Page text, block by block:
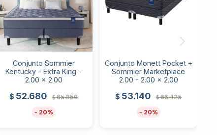
Conjunto Sommier
Kentucky - Extra King -
2.00 x 2.00
$ 52.680 $ 65.850
20
Conjunto Monett Pocket +
Sommier Marketplace
2.00 - 2.00 x 2.00
$ 53.140 $ 66.425
20